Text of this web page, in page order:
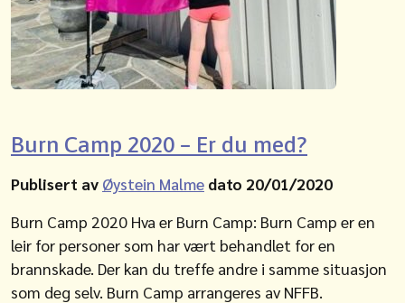
Burn Camp 2020 – Er du med?
Publisert av Øystein Malme dato 20/01/2020
Burn Camp 2020 Hva er Burn Camp: Burn Camp er en
leir for personer som har vært behandlet for en
brannskade. Der kan du treffe andre i samme situasjon
som deg selv. Burn Camp arrangeres av NFFB.